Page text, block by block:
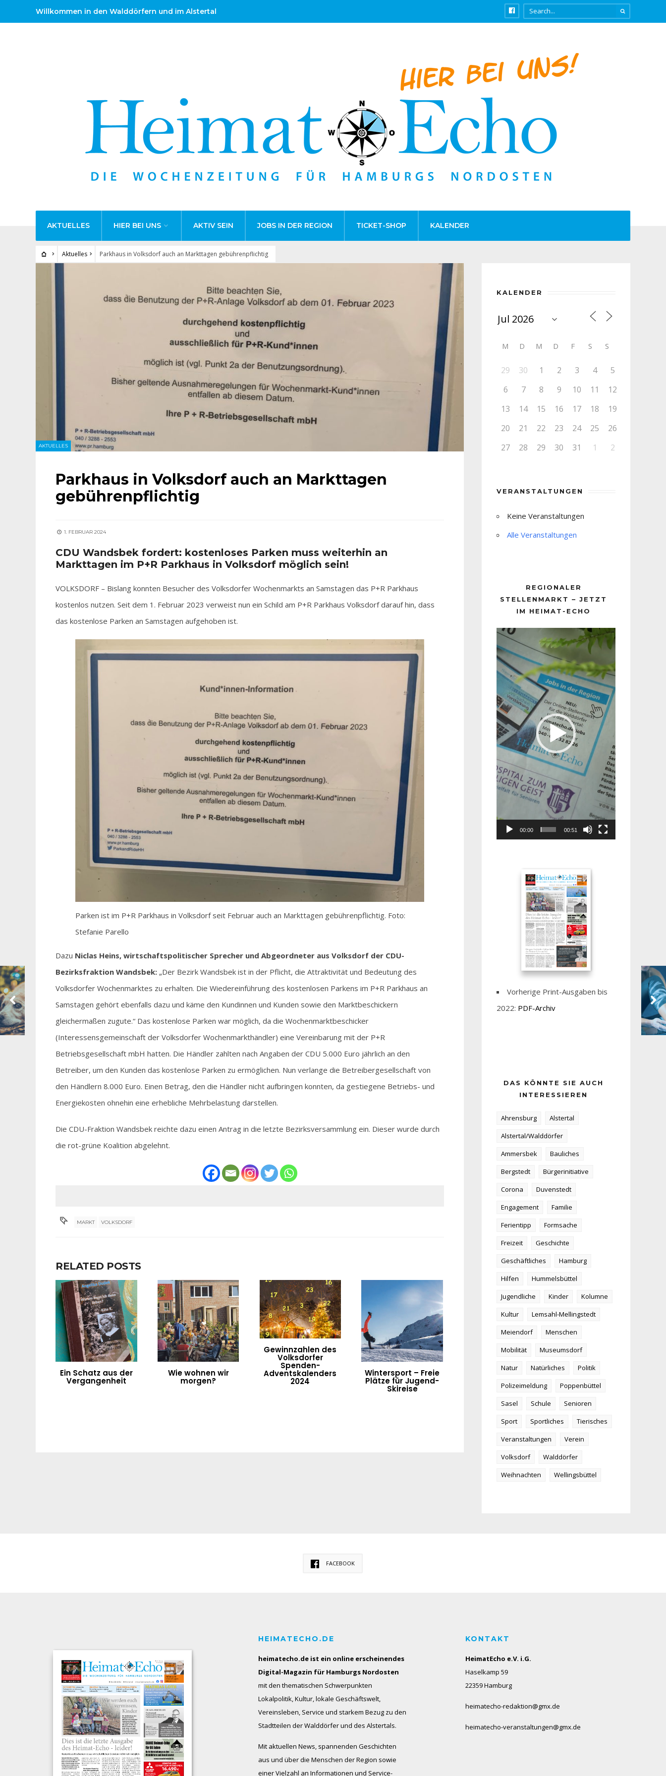
Willkommen in den Walddörfern und im Alstertal
AKTUELLES HIER BEI UNS AKTIV SEIN JOBS IN DER REGION TICKET-SHOP KALENDER
Aktuelles Parkhaus in Volksdorf auch an Markttagen gebührenpflichtig
AKTUELLES
Parkhaus in Volksdorf auch an Markttagen
gebührenpflichtig
1. FEBRUAR 2024
CDU Wandsbek fordert: kostenloses Parken muss weiterhin an
Markttagen im P+R Parkhaus in Volksdorf möglich sein!
VOLKSDORF – Bislang konnten Besucher des Volksdorfer Wochenmarkts an Samstagen das P+R Parkhaus
kostenlos nutzen. Seit dem 1. Februar 2023 verweist nun ein Schild am P+R Parkhaus Volksdorf darauf hin, dass
das kostenlose Parken an Samstagen aufgehoben ist.
Parken ist im P+R Parkhaus in Volksdorf seit Februar auch an Markttagen gebührenpflichtig. Foto:
Stefanie Parello
Dazu Niclas Heins, wirtschaftspolitischer Sprecher und Abgeordneter aus Volksdorf der CDU-
Bezirksfraktion Wandsbek: „Der Bezirk Wandsbek ist in der Pflicht, die Attraktivität und Bedeutung des
Volksdorfer Wochenmarktes zu erhalten. Die Wiedereinführung des kostenlosen Parkens im P+R Parkhaus an
Samstagen gehört ebenfalls dazu und käme den Kundinnen und Kunden sowie den Marktbeschickern
gleichermaßen zugute.“ Das kostenlose Parken war möglich, da die Wochenmarktbeschicker
(Interessensgemeinschaft der Volksdorfer Wochenmarkthändler) eine Vereinbarung mit der P+R
Betriebsgesellschaft mbH hatten. Die Händler zahlten nach Angaben der CDU 5.000 Euro jährlich an den
Betreiber, um den Kunden das kostenlose Parken zu ermöglichen. Nun verlange die Betreibergesellschaft von
den Händlern 8.000 Euro. Einen Betrag, den die Händler nicht aufbringen konnten, da gestiegene Betriebs- und
Energiekosten ohnehin eine erhebliche Mehrbelastung darstellen.
Die CDU-Fraktion Wandsbek reichte dazu einen Antrag in die letzte Bezirksversammlung ein. Dieser wurde durch
die rot-grüne Koalition abgelehnt.
MARKT VOLKSDORF
RELATED POSTS
Ein Schatz aus der
Vergangenheit
Wie wohnen wir
morgen?
Gewinnzahlen des
Volksdorfer
Spenden-
Adventskalenders
2024
Wintersport – Freie
Plätze für Jugend-
Skireise
KALENDER
M D M D F S S
29 30 1 2 3 4
5
6
7 8 9 10 11
12
13
14 15 16 17 18
19
20
21 22 23 24 25
26
27
28 29 30 31 1 2
VERANSTALTUNGEN
Keine Veranstaltungen
Alle Veranstaltungen
REGIONALER
STELLENMARKT – JETZT
IM HEIMAT-ECHO
Player
00:00 00:51
Vorherige Print-Ausgaben bis
2022: PDF-Archiv
DAS KÖNNTE SIE AUCH
INTERESSIEREN
Ahrensburg
Alstertal
Alstertal/Walddörfer
Ammersbek
Bauliches
Bergstedt
Bürgerinitiative
Corona
Duvenstedt
Engagement
Familie
Ferientipp
Formsache
Freizeit
Geschichte
Geschäftliches
Hamburg
Hilfen
Hummelsbüttel
Jugendliche
Kinder
Kolumne
Kultur
Lemsahl-Mellingstedt
Meiendorf
Menschen
Mobilität
Museumsdorf
Natur
Natürliches
Politik
Polizeimeldung
Poppenbüttel
Sasel
Schule
Senioren
Sport
Sportliches
Tierisches
Veranstaltungen
Verein
Volksdorf
Walddörfer
Weihnachten
Wellingsbüttel
FACEBOOK
HEIMATECHO.DE
heimatecho.de ist ein online erscheinendes
Digital-Magazin für Hamburgs Nordosten
mit den thematischen Schwerpunkten
Lokalpolitik, Kultur, lokale Geschäftswelt,
Vereinsleben, Service und starkem Bezug zu den
Stadtteilen der Walddörfer und des Alstertals.
Mit aktuellen News, spannenden Geschichten
aus und über die Menschen der Region sowie
einer Vielzahl an Informationen und Service-
KONTAKT
HeimatEcho e.V. i.G.
Haselkamp 59
22359 Hamburg
heimatecho-redaktion@gmx.de
heimatecho-veranstaltungen@gmx.de